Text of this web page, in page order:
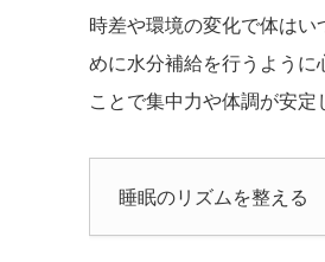
時差や環境の変化で体は
めに水分補給を行うよう
ことで集中力や体調が安定
睡眠のリズムを整える